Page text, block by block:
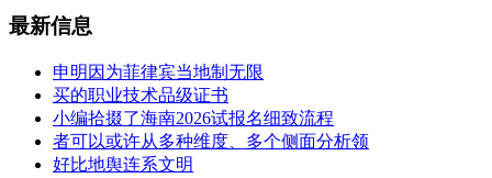
最新信息
申明因为菲律宾当地制无限
买的职业技术品级证书
小编拾掇了海南2026试报名细致流程
者可以或许从多种维度、多个侧面分析领
好比地舆连系文明